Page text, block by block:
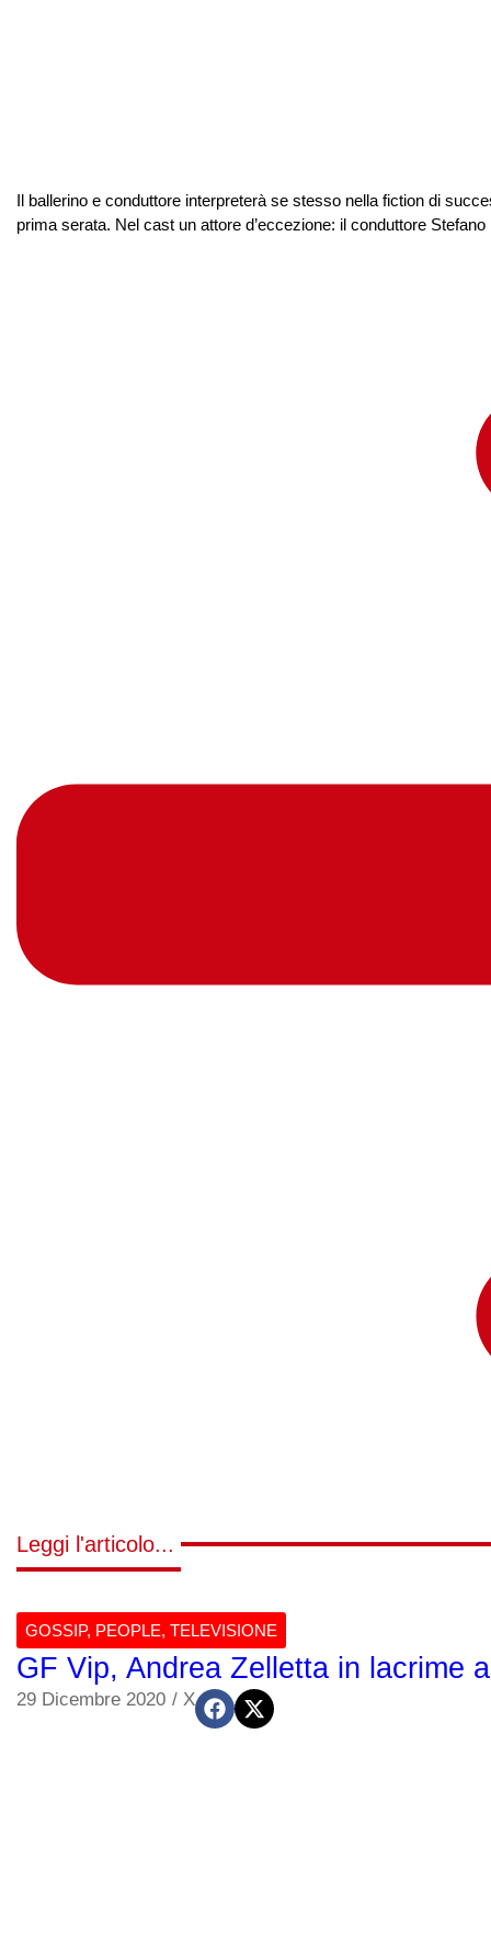
Il ballerino e conduttore interpreterà se stesso nella fiction di
prima serata. Nel cast un attore d’eccezione: il conduttore
Leggi l'articolo...
GOSSIP, PEOPLE, TELEVISIONE
GF Vip, Andrea Zelletta in lacrime
29 Dicembre 2020 / X